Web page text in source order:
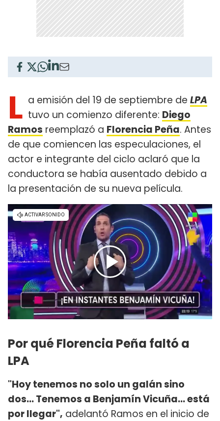
L a emisión del 19 de septiembre de LPA
tuvo un comienzo diferente: Diego
Ramos reemplazó a Florencia Peña. Antes
de que comiencen las especulaciones, el
actor e integrante del ciclo aclaró que la
conductora se había ausentado debido a
la presentación de su nueva película.
Por qué Florencia Peña faltó a
LPA
"Hoy tenemos no solo un galán sino
dos... Tenemos a Benjamín Vicuña... está
por llegar", adelantó Ramos en el inicio de